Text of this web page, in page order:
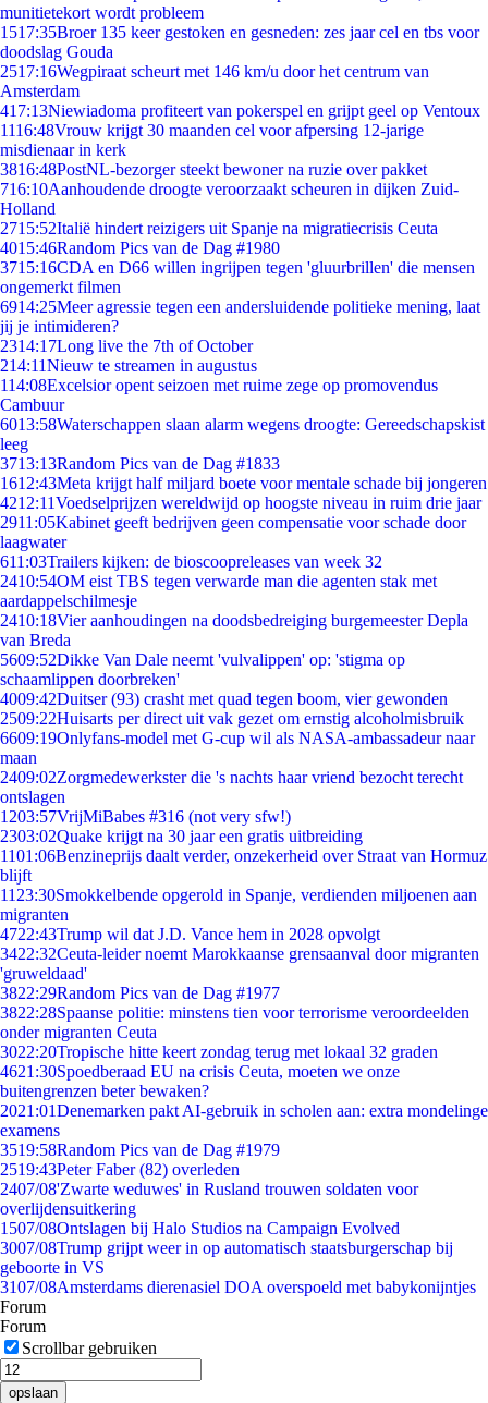
munitietekort wordt probleem
1517:35Broer 135 keer gestoken en gesneden: zes jaar cel en tbs voor
doodslag Gouda
2517:16Wegpiraat scheurt met 146 km/u door het centrum van
Amsterdam
417:13Niewiadoma profiteert van pokerspel en grijpt geel op Ventoux
1116:48Vrouw krijgt 30 maanden cel voor afpersing 12-jarige
misdienaar in kerk
3816:48PostNL-bezorger steekt bewoner na ruzie over pakket
716:10Aanhoudende droogte veroorzaakt scheuren in dijken Zuid-
Holland
2715:52Italië hindert reizigers uit Spanje na migratiecrisis Ceuta
4015:46Random Pics van de Dag #1980
3715:16CDA en D66 willen ingrijpen tegen 'gluurbrillen' die mensen
ongemerkt filmen
6914:25Meer agressie tegen een andersluidende politieke mening, laat
jij je intimideren?
2314:17Long live the 7th of October
214:11Nieuw te streamen in augustus
114:08Excelsior opent seizoen met ruime zege op promovendus
Cambuur
6013:58Waterschappen slaan alarm wegens droogte: Gereedschapskist
leeg
3713:13Random Pics van de Dag #1833
1612:43Meta krijgt half miljard boete voor mentale schade bij jongeren
4212:11Voedselprijzen wereldwijd op hoogste niveau in ruim drie jaar
2911:05Kabinet geeft bedrijven geen compensatie voor schade door
laagwater
611:03Trailers kijken: de bioscoopreleases van week 32
2410:54OM eist TBS tegen verwarde man die agenten stak met
aardappelschilmesje
2410:18Vier aanhoudingen na doodsbedreiging burgemeester Depla
van Breda
5609:52Dikke Van Dale neemt 'vulvalippen' op: 'stigma op
schaamlippen doorbreken'
4009:42Duitser (93) crasht met quad tegen boom, vier gewonden
2509:22Huisarts per direct uit vak gezet om ernstig alcoholmisbruik
6609:19Onlyfans-model met G-cup wil als NASA-ambassadeur naar
maan
2409:02Zorgmedewerkster die 's nachts haar vriend bezocht terecht
ontslagen
1203:57VrijMiBabes #316 (not very sfw!)
2303:02Quake krijgt na 30 jaar een gratis uitbreiding
1101:06Benzineprijs daalt verder, onzekerheid over Straat van Hormuz
blijft
11 23:30Smokkelbende opgerold in Spanje, verdienden miljoenen aan
migranten
4722:43Trump wil dat J.D. Vance hem in 2028 opvolgt
3422:32Ceuta-leider noemt Marokkaanse grensaanval door migranten
'gruweldaad'
3822:29Random Pics van de Dag #1977
3822:28Spaanse politie: minstens tien voor terrorisme veroordeelden
onder migranten Ceuta
3022:20Tropische hitte keert zondag terug met lokaal 32 graden
4621:30Spoedberaad EU na crisis Ceuta, moeten we onze
buitengrenzen beter bewaken?
2021:01Denemarken pakt AI-gebruik in scholen aan: extra mondelinge
examens
3519:58Random Pics van de Dag #1979
2519:43Peter Faber (82) overleden
2407/08'Zwarte weduwes' in Rusland trouwen soldaten voor
overlijdensuitkering
1507/08Ontslagen bij Halo Studios na Campaign Evolved
3007/08Trump grijpt weer in op automatisch staatsburgerschap bij
geboorte in VS
3107/08Amsterdams dierenasiel DOA overspoeld met babykonijntjes
Forum
Forum
Scrollbar gebruiken
opslaan